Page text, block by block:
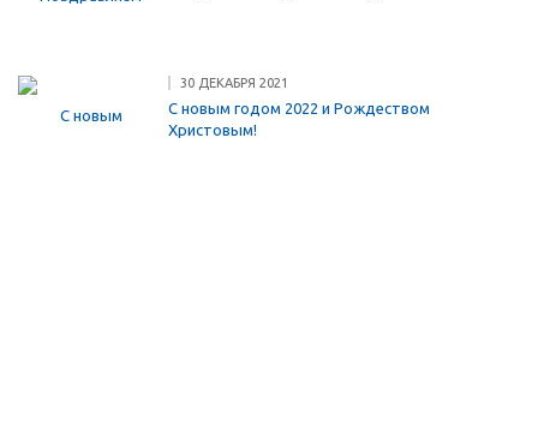
30 ДЕКАБРЯ 2021
С новым годом 2022 и Рождеством
Христовым!